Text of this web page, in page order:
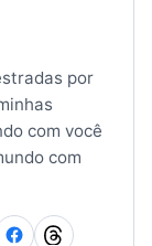
por
com você
com